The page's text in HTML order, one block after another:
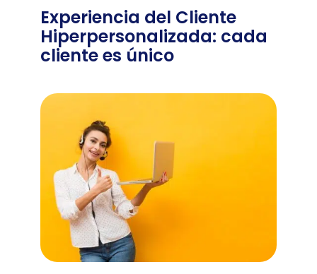
Experiencia del Cliente
Hiperpersonalizada: cada
cliente es único